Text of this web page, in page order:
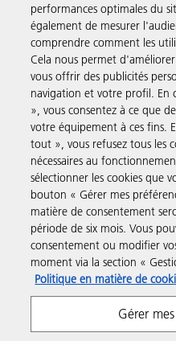
Solutions pour les
Produits et Services
Assistance &
Ressources
Suivez-nous
performances optimales du
également de mesurer
comprendre comment les
Cela nous permet
vous offrir des publicités
navigation et votre profil. En
», vous consentez à ce que
votre équipement à ces fins.
tout », vous refusez tous les
nécessaires au
sélectionner les cookies que
bouton « Gérer mes
matière de consentement
période de six mois. Vous
consentement ou modifier
moment via la section «
Politique en matière de
Gérer